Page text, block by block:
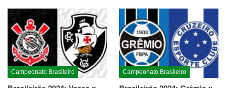
Campeonato Brasileiro Campeonato Brasileiro